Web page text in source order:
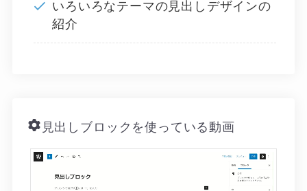
いろいろなテーマの見出しデザインの
紹介
見出しブロックを使っている動画